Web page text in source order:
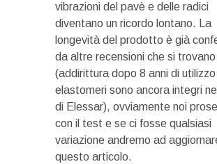
vibrazioni del pavè e delle radici
diventano un ricordo lontano. La
longevità del prodotto è già
da altre recensioni che si
(addirittura dopo 8 anni di utilizzo
elastomeri sono ancora integri
di Elessar), ovviamente noi
con il test e se ci fosse qualsiasi
variazione andremo ad
questo articolo.